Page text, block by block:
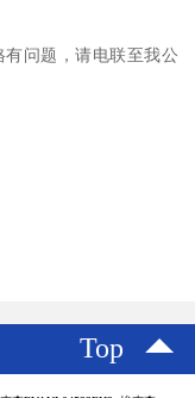
问题，请电联至我公
Top